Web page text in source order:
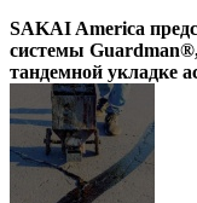
SAKAI America
системы
тандемной укладке